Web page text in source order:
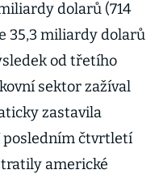
dolarů (714
35,3 miliardy dolarů
od třetího
sektor zažíval
zastavila
posledním čtvrtletí
americké